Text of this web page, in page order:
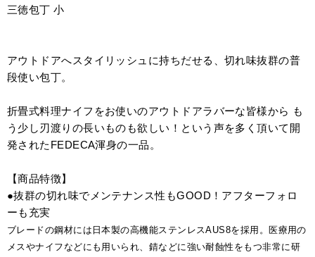
三徳包丁 小
アウトドアへスタイリッシュに持ちだせる、切れ味抜群の普
段使い包丁。
折畳式料理ナイフをお使いのアウトドアラバーな皆様から も
う少し刃渡りの長いものも欲しい！という声を多く頂いて開
発されたFEDECA渾身の一品。
【商品特徴】
●抜群の切れ味でメンテナンス性もGOOD！アフターフォロ
ーも充実
ブレードの鋼材には日本製の高機能ステンレスAUS8を採用。医療用の
メスやナイフなどにも用いられ、錆などに強い耐蝕性をもつ非常に研